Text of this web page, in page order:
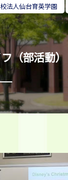
法人仙台育英学園
（部活動）